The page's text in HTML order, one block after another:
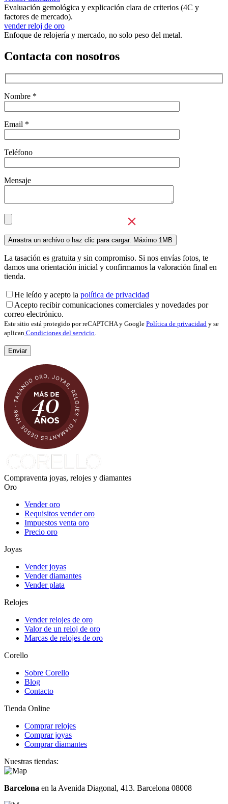
Evaluación gemológica y explicación clara de criterios (4C y
factores de mercado).
vender reloj de oro
Enfoque de relojería y mercado, no solo peso del metal.
Contacta con nosotros
Nombre *
Email *
Teléfono
Mensaje
La tasación es gratuita y sin compromiso. Si nos envías fotos, te
damos una orientación inicial y confirmamos la valoración final en
tienda.
He leído y acepto la política de privacidad
Acepto recibir comunicaciones comerciales y novedades por
correo electrónico.
Este sitio está protegido por reCAPTCHA y Google Política de privacidad y se
aplican Condiciones del servicio
Compraventa joyas, relojes y diamantes
Oro
Vender oro
Requisitos vender oro
Impuestos venta oro
Precio oro
Joyas
Vender joyas
Vender diamantes
Vender plata
Relojes
Vender relojes de oro
Valor de un reloj de oro
Marcas de relojes de oro
Corello
Sobre Corello
Blog
Contacto
Tienda Online
Comprar relojes
Comprar joyas
Comprar diamantes
Nuestras tiendas:
Barcelona en la Avenida Diagonal, 413. Barcelona 08008